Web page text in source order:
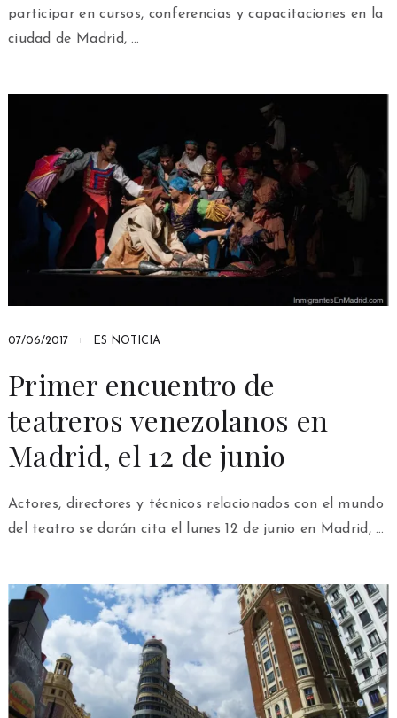
participar en cursos, conferencias y capacitaciones en la
ciudad de Madrid, …
07/06/2017 ES NOTICIA
Primer encuentro de
teatreros venezolanos en
Madrid, el 12 de junio
Actores, directores y técnicos relacionados con el mundo
del teatro se darán cita el lunes 12 de junio en Madrid, …